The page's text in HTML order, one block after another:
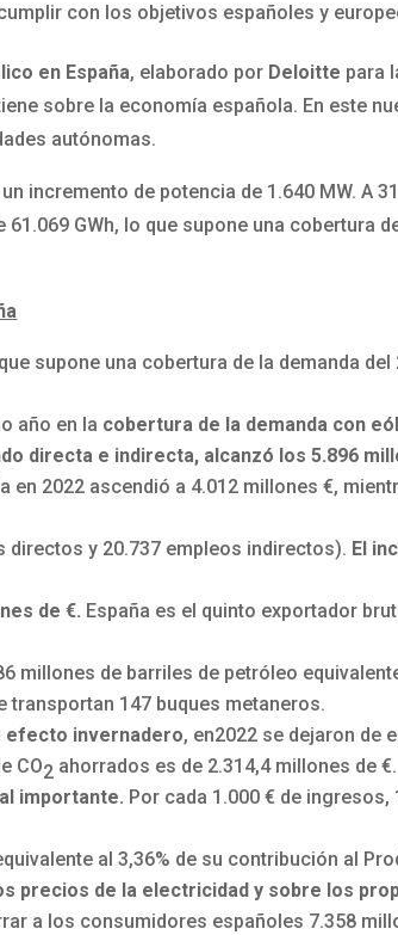
con los objetivos españoles y
en España, elaborado por Deloitte para
sobre la economía española. En este
autónomas.
incremento de potencia de 1.640 MW. A
GWh, lo que supone una cobertura
supone una cobertura de la demanda
año en la cobertura de la demanda con
directa e indirecta, alcanzó los 5.896
en 2022 ascendió a 4.012 millones €,
directos y 20.737 empleos indirectos). El
de €. España es el quinto exportador
millones de barriles de petróleo
transportan 147 buques metaneros.
efecto invernadero, en2022 se dejaron de
CO2 ahorrados es de 2.314,4 millones de €.
importante. Por cada 1.000 € de
al 3,36% de su contribución al
precios de la electricidad y sobre los
a los consumidores españoles 7.358